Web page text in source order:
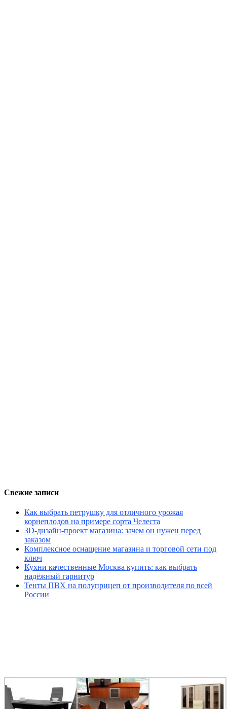
Свежие записи
Как выбрать петрушку для отличного урожая
корнеплодов на примере сорта Челеста
3D-дизайн-проект магазина: зачем он нужен перед
заказом
Комплексное оснащение магазина и торговой сети под
ключ
Кухни качественные Москва купить: как выбрать
надёжный гарнитур
Тенты ПВХ на полуприцеп от производителя по всей
России